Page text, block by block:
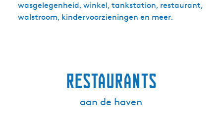
wasgelegenheid, winkel, tankstation, restaurant,
walstroom, kindervoorzieningen en meer.
Restaurants
aan de haven